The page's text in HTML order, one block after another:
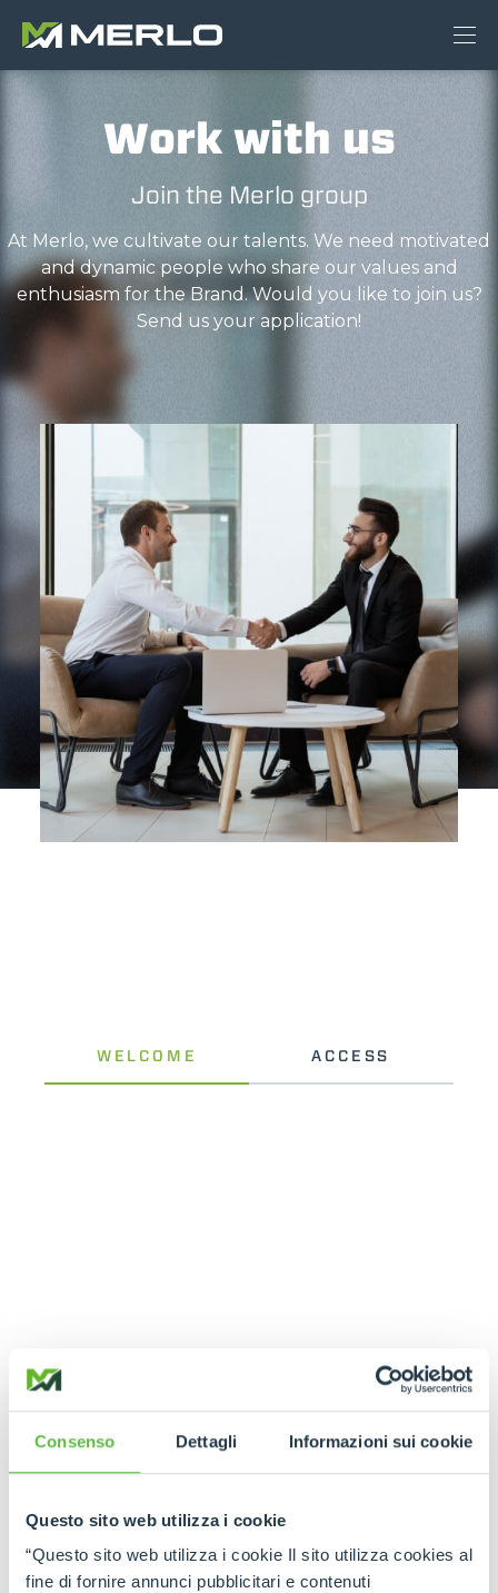
Consenso Dettagli Informazioni sui cookie
Questo sito web utilizza i cookie
“Questo sito web utilizza i cookie Il sito utilizza cookies al
fine di fornire annunci pubblicitari e contenuti
Work with us
Join the Merlo group
At Merlo, we cultivate our talents. We need motivated
and dynamic people who share our values and
enthusiasm for the Brand. Would you like to join us?
Send us your application!